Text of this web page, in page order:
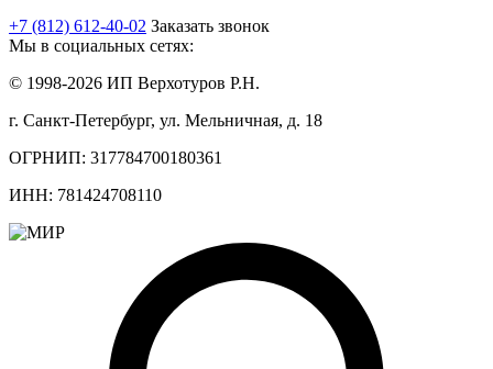
+7 (812) 612-40-02 Заказать звонок
Мы в социальных сетях:
© 1998-2026 ИП Верхотуров Р.Н.
г. Санкт-Петербург, ул. Мельничная, д. 18
ОГРНИП: 317784700180361
ИНН: 781424708110